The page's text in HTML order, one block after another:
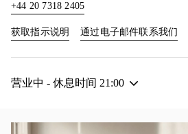
+44 20 7318 2405
获取指示说明 Link Opens in New Tab
通过电子邮件联系我们
营业中 - 休息时间 21:00